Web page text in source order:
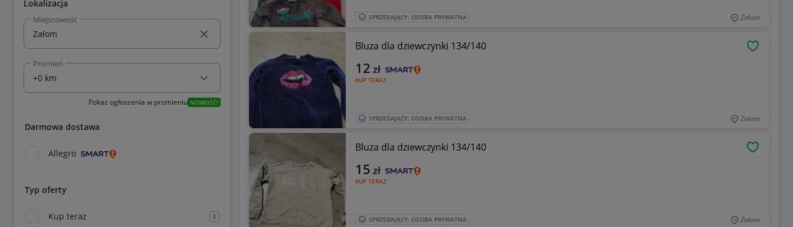
Lokalizacja
Miejscowość
Promień
Pokaż ogłoszenia w promieniu NOWOŚĆ!
Darmowa dostawa
Allegro
Typ oferty
Kup teraz 8
SPRZEDAJĄCY: OSOBA PRYWATNA Załom
Bluza dla dziewczynki 134/140
KUP TERAZ
12 zł
SPRZEDAJĄCY: OSOBA PRYWATNA Załom
Bluza dla dziewczynki 134/140
KUP TERAZ
15 zł
SPRZEDAJĄCY: OSOBA PRYWATNA Załom